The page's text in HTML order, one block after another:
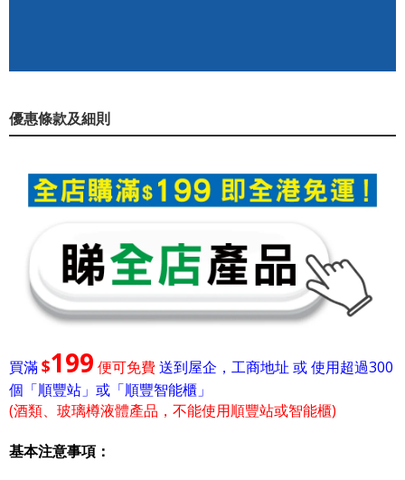
優惠條款及細則
買滿$199 便可免費送到屋企，工商地址 或 使用超過300
個「順豐站」或「順豐智能櫃」
(酒類、玻璃樽液體產品，不能使用順豐站或智能櫃)
基本注意事項：